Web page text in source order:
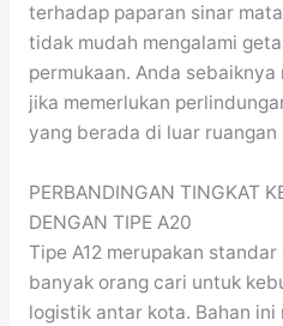
terhadap paparan sinar
tidak mudah mengalami
permukaan. Anda
jika memerlukan
yang berada di luar
PERBANDINGAN TINGKAT
DENGAN TIPE A20
Tipe A12 merupakan
banyak orang cari untuk
logistik antar kota. Bahan